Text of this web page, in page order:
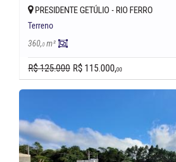
PRESIDENTE GETÚLIO - RIO FERRO
Terreno
360,0 m²
R$ 125.000 R$ 115.000,00